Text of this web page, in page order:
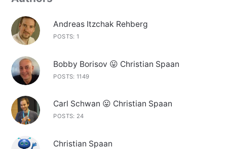
Andreas Itzchak Rehberg
POSTS: 1
Bobby Borisov 😛 Christian Spaan
POSTS: 1149
Carl Schwan 😛 Christian Spaan
POSTS: 24
Christian Spaan